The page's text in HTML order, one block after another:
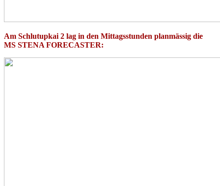
Am Schlutupkai 2 lag in den Mittagsstunden planmässig die
MS STENA FORECASTER: